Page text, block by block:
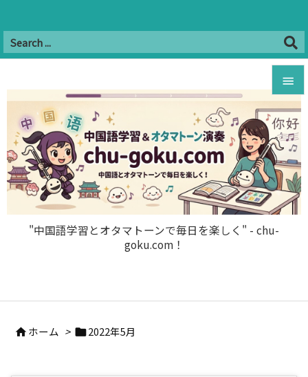
"中国語学習とオタマトーンで毎日を楽しく" - chu-
goku.com！


メニュ

サイド

前へ
RSS Feedly
 ホーム > 2022年5月